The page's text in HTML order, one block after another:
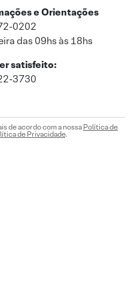
e Orientações
0202
das 09hs às 18hs
satisfeito:
3730
de acordo com a nossa Política de
de Privacidade.